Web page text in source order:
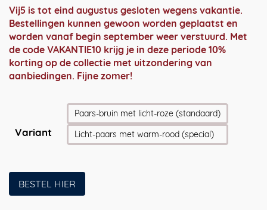
tot
€ 229,00
Vij5 is tot eind augustus gesloten wegens vakantie.
Bestellingen kunnen gewoon worden geplaatst en
worden vanaf begin september weer verstuurd. Met
de code VAKANTIE10 krijg je in deze periode 10%
korting op de collectie met uitzondering van
aanbiedingen. Fijne zomer!
Variant
Paars-bruin met licht-roze (standaard)
Licht-paars met warm-rood (special)
BESTEL HIER